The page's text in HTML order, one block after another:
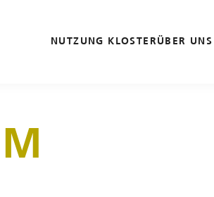
NUTZUNG KLOSTER ÜBER UNS